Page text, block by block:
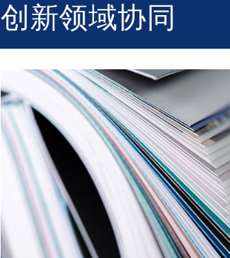
创新领域协同